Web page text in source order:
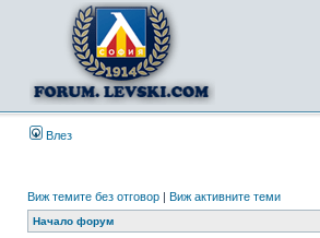
Влез
Виж темите без отговор | Виж активните теми
Начало форум